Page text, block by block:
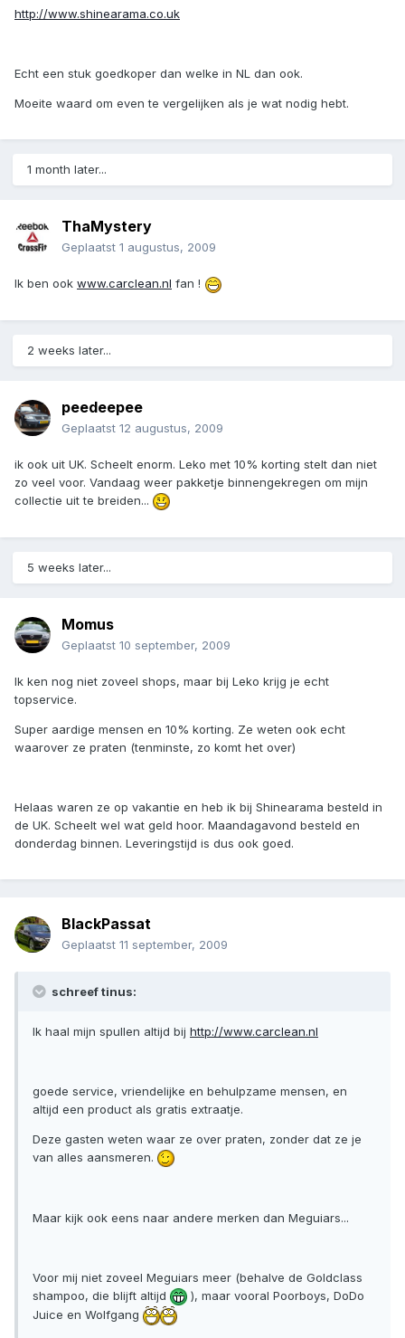
http://www.shinearama.co.uk
Echt een stuk goedkoper dan welke in NL dan ook.
Moeite waard om even te vergelijken als je wat nodig hebt.
1 month later...
ThaMystery
Geplaatst 1 augustus, 2009
Ik ben ook www.carclean.nl fan !
2 weeks later...
peedeepee
Geplaatst 12 augustus, 2009
ik ook uit UK. Scheelt enorm. Leko met 10% korting stelt dan niet
zo veel voor. Vandaag weer pakketje binnengekregen om mijn
collectie uit te breiden...
5 weeks later...
Momus
Geplaatst 10 september, 2009
Ik ken nog niet zoveel shops, maar bij Leko krijg je echt
topservice.
Super aardige mensen en 10% korting. Ze weten ook echt
waarover ze praten (tenminste, zo komt het over)
Helaas waren ze op vakantie en heb ik bij Shinearama besteld in
de UK. Scheelt wel wat geld hoor. Maandagavond besteld en
donderdag binnen. Leveringstijd is dus ook goed.
BlackPassat
Geplaatst 11 september, 2009
schreef tinus:
Ik haal mijn spullen altijd bij http://www.carclean.nl
goede service, vriendelijke en behulpzame mensen, en
altijd een product als gratis extraatje.
Deze gasten weten waar ze over praten, zonder dat ze je
van alles aansmeren.
Maar kijk ook eens naar andere merken dan Meguiars...
Voor mij niet zoveel Meguiars meer (behalve de Goldclass
shampoo, die blijft altijd
), maar vooral Poorboys, DoDo
Juice en Wolfgang